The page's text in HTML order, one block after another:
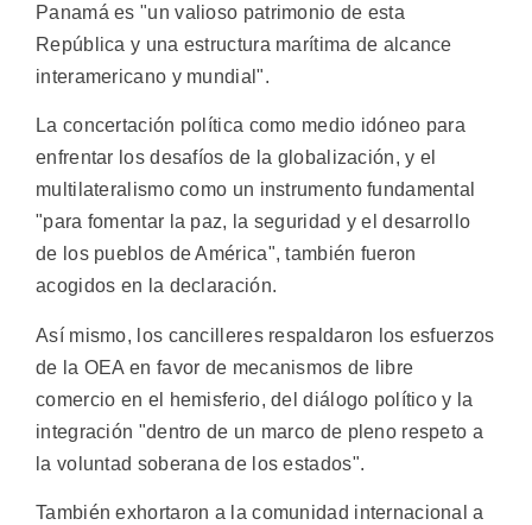
Panamá es "un valioso patrimonio de esta
República y una estructura marítima de alcance
interamericano y mundial".
La concertación política como medio idóneo para
enfrentar los desafíos de la globalización, y el
multilateralismo como un instrumento fundamental
"para fomentar la paz, la seguridad y el desarrollo
de los pueblos de América", también fueron
acogidos en la declaración.
Así mismo, los cancilleres respaldaron los esfuerzos
de la OEA en favor de mecanismos de libre
comercio en el hemisferio, del diálogo político y la
integración "dentro de un marco de pleno respeto a
la voluntad soberana de los estados".
También exhortaron a la comunidad internacional a